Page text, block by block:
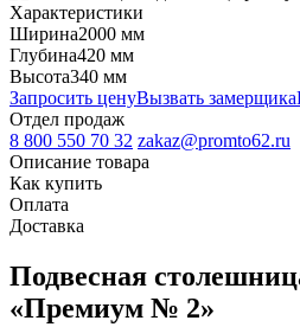
Характеристики
Ширина2000 мм
Глубина420 мм
Высота340 мм
Запросить ценуВызвать замерщика
Отдел продаж
8 800 550 70 32 zakaz@promto62.ru
Описание товара
Как купить
Оплата
Доставка
Подвесная
«Премиум № 2»